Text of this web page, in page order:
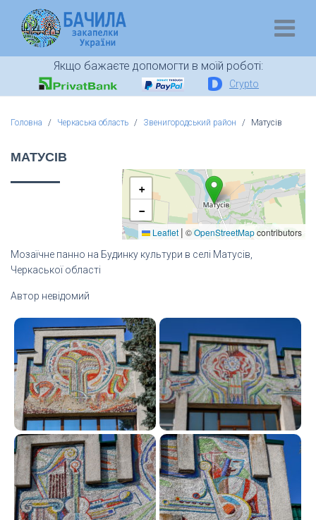
Якщо бажаєте допомогти в моїй роботі:
Crypto
Головна Черкаська область Звенигородський район Матусів
МАТУСІВ
+
−
Leaflet | ©OpenStreetMapcontributors
Мозаїчне панно на Будинку культури в селі Матусів,
Черкаської області
Автор невідомий